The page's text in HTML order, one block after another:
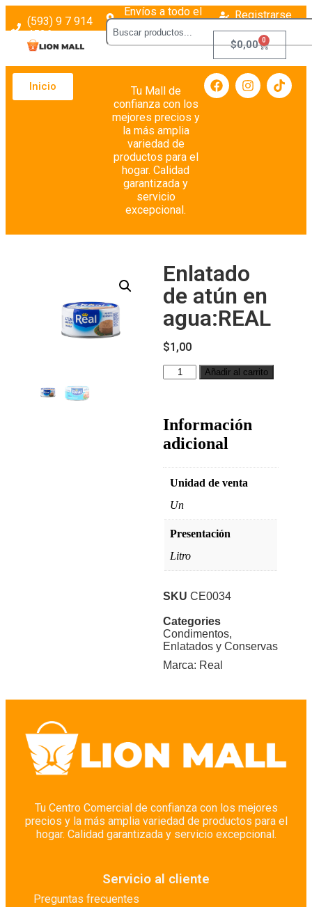
(593) 9 7 914
4526
Envíos a todo el
Registrarse
Login
$0,00 0
Inicio
Tu Mall de
confianza con los
mejores precios y
la más amplia
variedad de
productos para el
hogar. Calidad
garantizada y
servicio
excepcional.
Enlatado
de atún en
agua:REAL
$1,00
Añadir al carrito
Información
adicional
Unidad de venta
Un
Presentación
Litro
SKU CE0034
Categories
Condimentos,
Enlatados y Conservas
Marca: Real
Tu Centro Comercial de confianza con los mejores
precios y la más amplia variedad de productos para el
hogar. Calidad garantizada y servicio excepcional.
Servicio al cliente
Preguntas frecuentes